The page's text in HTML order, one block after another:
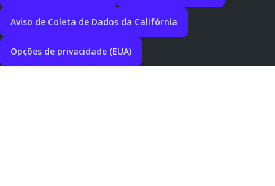
Aviso de Coleta de Dados da Califórnia
Opções de privacidade (EUA)